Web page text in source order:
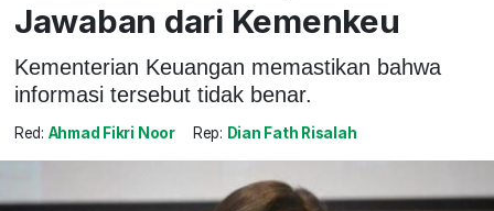
Jawaban dari Kemenkeu
Kementerian Keuangan memastikan bahwa
informasi tersebut tidak benar.
Red: Ahmad Fikri Noor Rep: Dian Fath Risalah